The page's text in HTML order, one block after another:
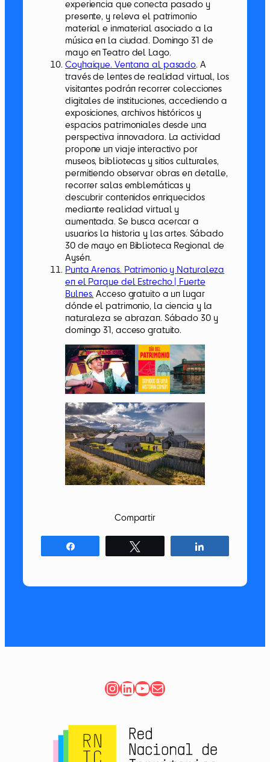
experiencia que conecta pasado y
presente, y releva el patrimonio
material e inmaterial asociado a la
música en la ciudad. Domingo 31 de
mayo en Teatro del Lago.
Coyhaique. Ventana al pasado. A
través de lentes de realidad virtual, los
visitantes podrán recorrer colecciones
digitales de instituciones, accediendo a
exposiciones, archivos históricos y
espacios patrimoniales desde una
perspectiva innovadora. La actividad
propone un viaje interactivo por
museos, bibliotecas y sitios culturales,
permitiendo observar obras en detalle,
recorrer salas emblemáticas y
descubrir contenidos enriquecidos
mediante realidad virtual y
aumentada. Se busca acercar a
usuarios la historia y las artes. Sábado
30 de mayo en Biblioteca Regional de
Aysén.
Punta Arenas. Patrimonio y Naturaleza
en el Parque del Estrecho | Fuerte
Bulnes. Acceso gratuito a un lugar
dónde el patrimonio, la ciencia y la
naturaleza se abrazan. Sábado 30 y
domingo 31, acceso gratuito.
Compartir
Instagram
LinkedIn
YouTube
Correo electrónico